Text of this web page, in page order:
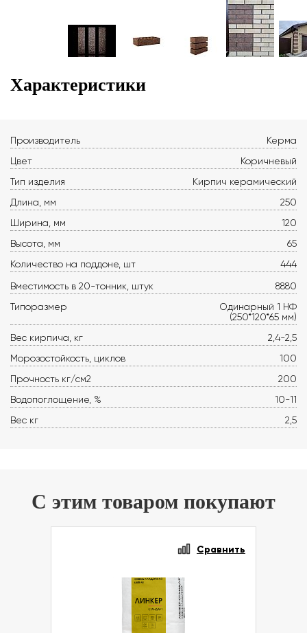
Характеристики
Производитель
Керма
Цвет
Коричневый
Тип изделия
Кирпич керамический
Длина, мм
250
Ширина, мм
120
Высота, мм
65
Количество на поддоне, шт
444
Вместимость в 20-тонник, штук
8880
Типоразмер
Одинарный 1 НФ
(250*120*65 мм)
Вес кирпича, кг
2,4-2,5
Морозостойкость, циклов
100
Прочность кг/см2
200
Водопоглощение, %
10-11
Вес кг
2,5
С этим товаром покупают
Сравнить